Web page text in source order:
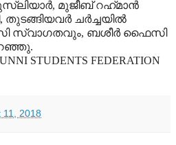
മുസ്‌ലിയാർ, മുജീബ് റഹ്‌മാൻ
തുടങ്ങിയവർ ചർച്ചയിൽ
സ്വാഗതവും, ബശീർ ഫൈസി
STUDENTS FEDERATION
11, 2018